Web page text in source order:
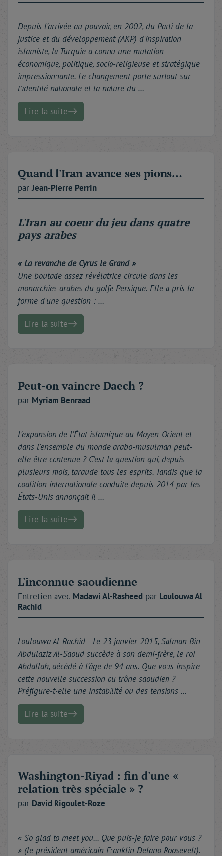
Depuis l'arrivée au pouvoir, en 2002, du Parti de la
justice et du développement (AKP) d'inspiration
islamiste, la Turquie a connu une mutation
économique, politique, socio-religieuse et stratégique
impressionnante. Le changement porte surtout sur
l'identité nationale et la nature du …
Lire la suite
Quand l'Iran avance ses pions…
parJean-Pierre Perrin
L'Iran au coeur du jeu dans quatre
pays arabes
« La revanche de Cyrus le Grand »
Une boutade assez révélatrice circule dans les
monarchies arabes du golfe Persique. Elle a pris la
forme d'une question : …
Lire la suite
Peut-on vaincre Daech ?
par Myriam Benraad
L'expansion de l'État islamique au Moyen-Orient et
dans l'ensemble du monde arabo-musulman peut-
elle être contenue ? C'est la question qui, depuis
plusieurs mois, taraude tous les esprits. Tandis que la
coalition internationale conduite depuis 2014 par les
États-Unis annonçait il …
Lire la suite
L'inconnue saoudienne
Entretien avec MadawiAl-Rasheed par LoulouwaAl
Rachid
Loulouwa Al-Rachid - Le 23 janvier 2015, Salman Bin
Abdulaziz Al-Saoud succède à son demi-frère, le roi
Abdallah, décédé à l'âge de 94 ans. Que vous inspire
cette nouvelle succession au trône saoudien ?
Préfigure-t-elle une instabilité ou des tensions …
Lire la suite
Washington-Riyad : fin d'une «
relation très spéciale » ?
par David Rigoulet-Roze
« So glad to meet you... Que puis-je faire pour vous ?
» (le président américain Franklin Delano Roosevelt).